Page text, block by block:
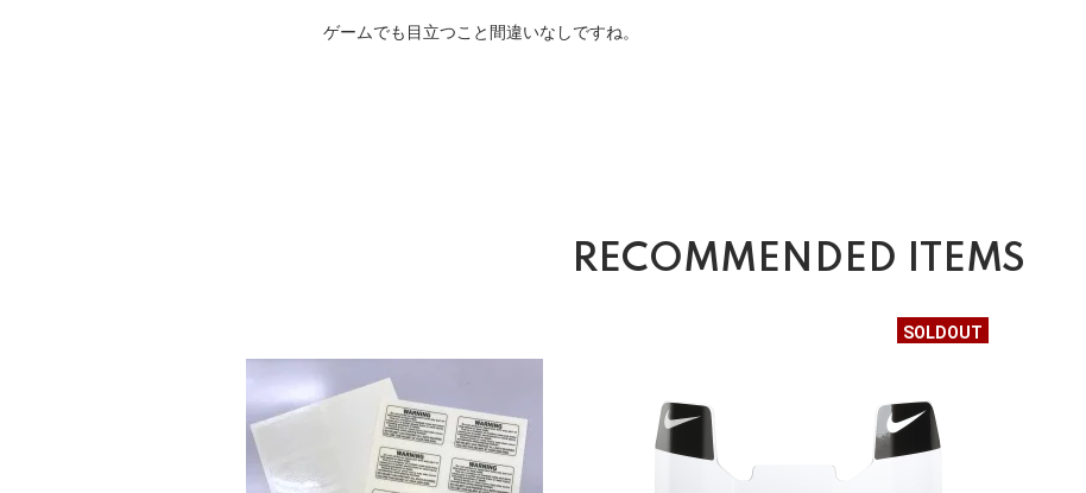
ゲームでも目立つこと間違いなしですね。
RECOMMENDED ITEMS
SOLDOUT